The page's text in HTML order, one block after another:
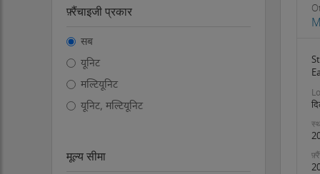
फ़्रैंचाइजी प्रकार
सब
यूनिट
मल्टियूनिट
यूनिट, मल्टियूनिट
मूल्य सीमा